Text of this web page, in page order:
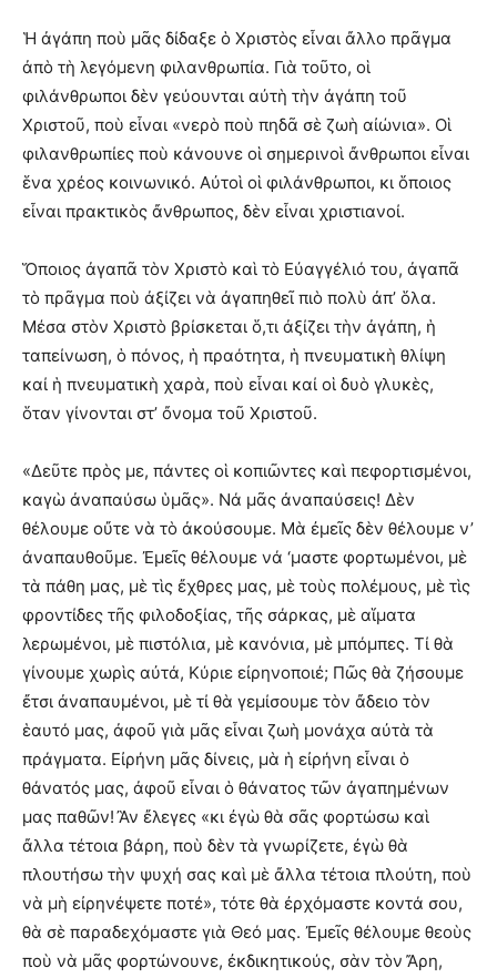
Ἡ ἀγάπη ποὺ μᾶς δίδαξε ὁ Χριστὸς εἶναι ἄλλο πρᾶγμα
ἀπὸ τὴ λεγόμενη φιλανθρωπία. Γιὰ τοῦτο, οἱ
φιλάνθρωποι δὲν γεύουνται αὐτὴ τὴν ἀγάπη τοῦ
Χριστοῦ, ποὺ εἶναι «νερὸ ποὺ πηδᾶ σὲ ζωὴ αἰώνια». Οἱ
φιλανθρωπίες ποὺ κάνουνε οἱ σημερινοὶ ἄνθρωποι εἶναι
ἕνα χρέος κοινωνικό. Αὐτοὶ οἱ φιλάνθρωποι, κι ὅποιος
εἶναι πρακτικὸς ἄνθρωπος, δὲν εἶναι χριστιανοί.
Ὅποιος ἀγαπᾶ τὸν Χριστὸ καὶ τὸ Εὐαγγέλιό του, ἀγαπᾶ
τὸ πρᾶγμα ποὺ ἀξίζει νὰ ἀγαπηθεῖ πιὸ πολὺ ἀπ’ ὅλα.
Μέσα στὸν Χριστὸ βρίσκεται ὅ,τι ἀξίζει τὴν ἀγάπη, ἡ
ταπείνωση, ὁ πόνος, ἡ πραότητα, ἡ πνευματικὴ θλίψη
καί ἡ πνευματικὴ χαρὰ, ποὺ εἶναι καί οἱ δυὸ γλυκὲς,
ὅταν γίνονται στ’ ὄνομα τοῦ Χριστοῦ.
«Δεῦτε πρὸς με, πάντες οἱ κοπιῶντες καὶ πεφορτισμένοι,
καγὼ ἀναπαύσω ὑμᾶς». Νά μᾶς ἀναπαύσεις! Δὲν
θέλουμε οὔτε νὰ τὸ ἀκούσουμε. Μὰ ἐμεῖς δὲν θέλουμε ν’
ἀναπαυθοῦμε. Ἐμεῖς θέλουμε νά ‘μαστε φορτωμένοι, μὲ
τὰ πάθη μας, μὲ τὶς ἔχθρες μας, μὲ τοὺς πολέμους, μὲ τὶς
φροντίδες τῆς φιλοδοξίας, τῆς σάρκας, μὲ αἵματα
λερωμένοι, μὲ πιστόλια, μὲ κανόνια, μὲ μπόμπες. Τί θὰ
γίνουμε χωρὶς αὐτά, Κύριε εἰρηνοποιέ; Πῶς θὰ ζήσουμε
ἔτσι ἀναπαυμένοι, μὲ τί θὰ γεμίσουμε τὸν ἄδειο τὸν
ἑαυτό μας, ἀφοῦ γιὰ μᾶς εἶναι ζωὴ μονάχα αὐτὰ τὰ
πράγματα. Εἰρήνη μᾶς δίνεις, μὰ ἡ εἰρήνη εἶναι ὁ
θάνατός μας, ἀφοῦ εἶναι ὁ θάνατος τῶν ἀγαπημένων
μας παθῶν! Ἂν ἔλεγες «κι ἐγὼ θὰ σᾶς φορτώσω καὶ
ἄλλα τέτοια βάρη, ποὺ δὲν τὰ γνωρίζετε, ἐγὼ θὰ
πλουτήσω τὴν ψυχή σας καὶ μὲ ἄλλα τέτοια πλούτη, ποὺ
νὰ μὴ εἰρηνέψετε ποτέ», τότε θὰ ἐρχόμαστε κοντά σου,
θὰ σὲ παραδεχόμαστε γιὰ Θεό μας. Ἐμεῖς θέλουμε θεοὺς
ποὺ νὰ μᾶς φορτώνουνε, ἐκδικητικούς, σὰν τὸν Ἄρη,